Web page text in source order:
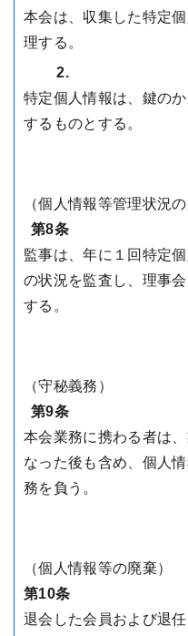
本会は、収集した特定
理する。
2.
特定個人情報は、鍵の
するものとする。
（個人情報等管理状況の
第8条
監事は、年に１回特定
の状況を監査し、理事
する。
（守秘義務）
第9条
本会業務に携わる者は
なった後も含め、個人
務を負う。
（個人情報等の廃棄）
第10条
退会した会員および退